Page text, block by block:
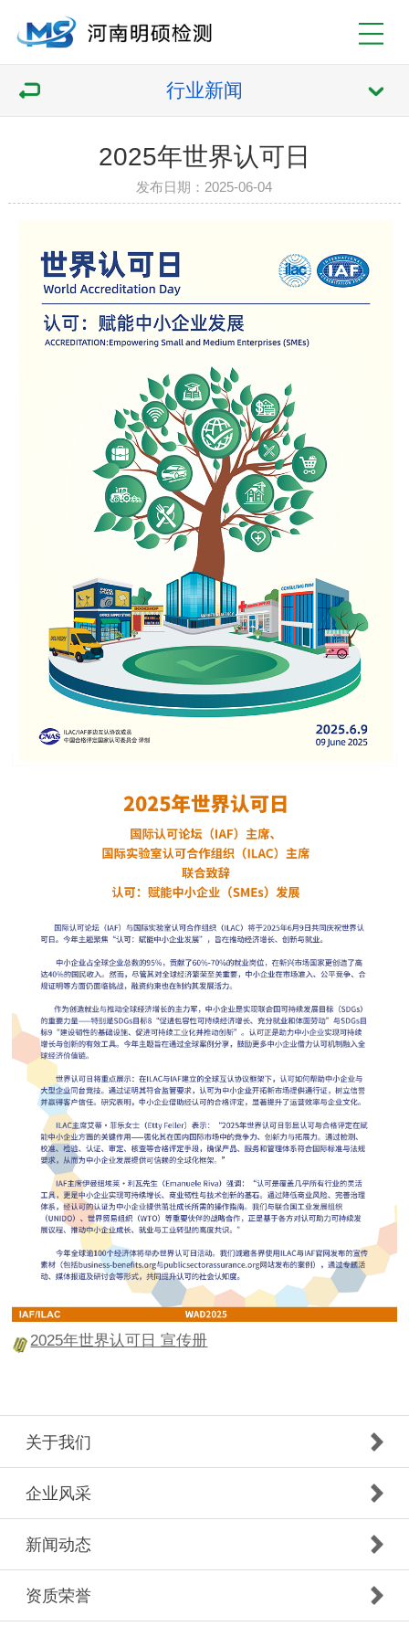
行业新闻
2025年世界认可日
发布日期：2025-06-04
2025年世界认可日 宣传册
关于我们
企业风采
新闻动态
资质荣誉